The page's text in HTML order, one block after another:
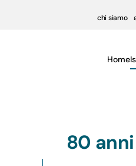
chi siamo
Home
80